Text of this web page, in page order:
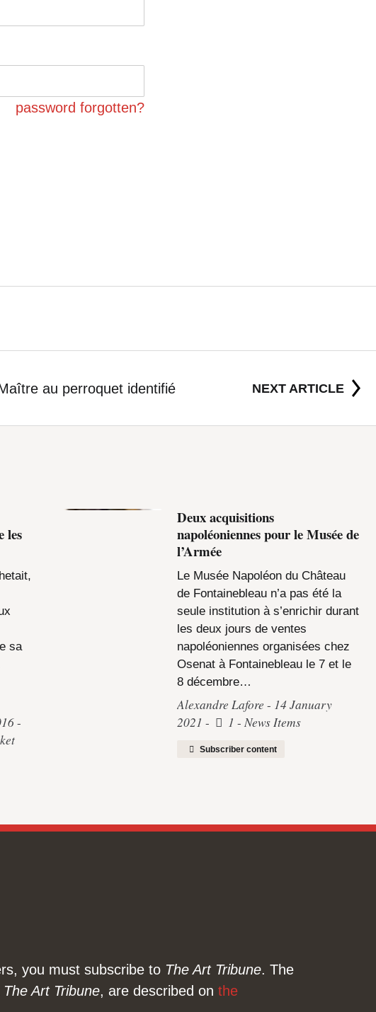
password forgotten?
NEXT ARTICLE
au perroquet identifié
les
sa
Deux acquisitions
napoléoniennes pour le Musée de
l’Armée
Le Musée Napoléon du Château
de Fontainebleau n’a pas été la
seule institution à s’enrichir durant
les deux jours de ventes
napoléoniennes organisées chez
Osenat à Fontainebleau le 7 et le
8 décembre…
Alexandre Lafore 14 January
2021
1 News Items
Subscriber content
you must subscribe to The Art Tribune. The
The Art Tribune, are described onthe